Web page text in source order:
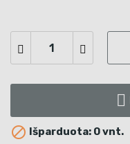
 Išparduota: 0 vnt.